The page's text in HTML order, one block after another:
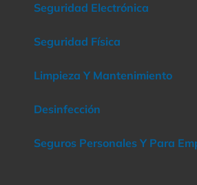
Seguridad Electrónica
Seguridad Física
Limpieza Y Mantenimiento
Desinfección
Seguros Personales Y Para